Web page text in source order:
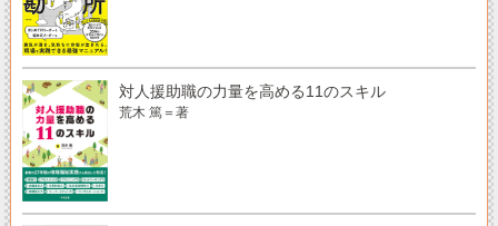
対人援助職の力量を高める11のスキル
荒木 篤＝著